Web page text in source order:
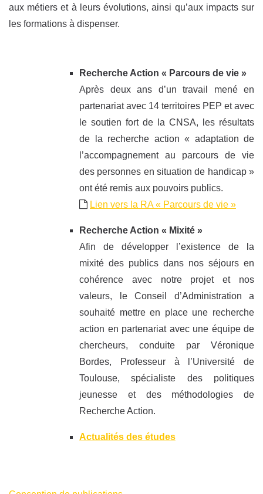
aux métiers et à leurs évolutions, ainsi qu’aux impacts sur
les formations à dispenser.
Recherche Action « Parcours de vie »
Après deux ans d’un travail mené en
partenariat avec 14 territoires PEP et avec
le soutien fort de la CNSA, les résultats
de la recherche action « adaptation de
l’accompagnement au parcours de vie
des personnes en situation de handicap »
ont été remis aux pouvoirs publics.
Lien vers la RA « Parcours de vie »
Recherche Action « Mixité »
Afin de développer l’existence de la
mixité des publics dans nos séjours en
cohérence avec notre projet et nos
valeurs, le Conseil d’Administration a
souhaité mettre en place une recherche
action en partenariat avec une équipe de
chercheurs, conduite par Véronique
Bordes, Professeur à l’Université de
Toulouse, spécialiste des politiques
jeunesse et des méthodologies de
Recherche Action.
Actualités des études